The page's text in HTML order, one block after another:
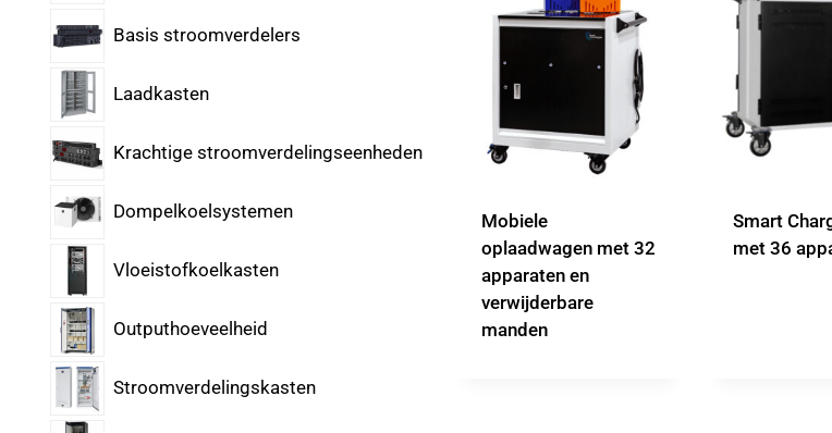
Basis stroomverdelers
Laadkasten
Krachtige stroomverdelingseenheden
Dompelkoelsystemen
Vloeistofkoelkasten
Outputhoeveelheid
Stroomverdelingskasten
Mobiele
oplaadwagen met 32
apparaten en
verwijderbare
manden
Smart
met 36